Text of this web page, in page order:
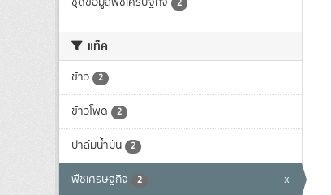
2
แท็ค
ข้าว 2
ข้าวโพด 2
ปาล์มน้ำมัน 2
พืชเศรษฐกิจ 2 x